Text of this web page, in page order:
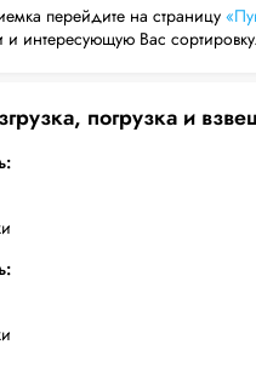
перейдите на страницу
и интересующую Вас сортировку.
погрузка и